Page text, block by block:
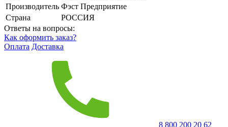
Производитель Фэст Предприятие
Страна
РОССИЯ
Ответы на вопросы:
Как оформить заказ?
Оплата Доставка
8 800 200 20 62